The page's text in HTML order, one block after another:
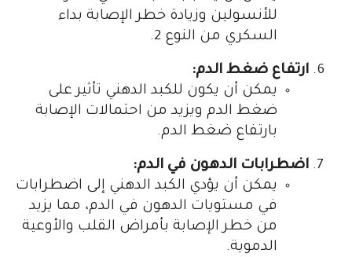
للأنسولين وزيادة خطر الإصابة بداء
السكري من النوع 2.
ارتفاع ضغط الدم:
يمكن أن يكون للكبد الدهني تأثير على
ضغط الدم ويزيد من احتمالات الإصابة
بارتفاع ضغط الدم.
اضطرابات الدهون في الدم:
يمكن أن يؤدي الكبد الدهني إلى اضطرابات
في مستويات الدهون في الدم، مما يزيد
من خطر الإصابة بأمراض القلب والأوعية
الدموية.